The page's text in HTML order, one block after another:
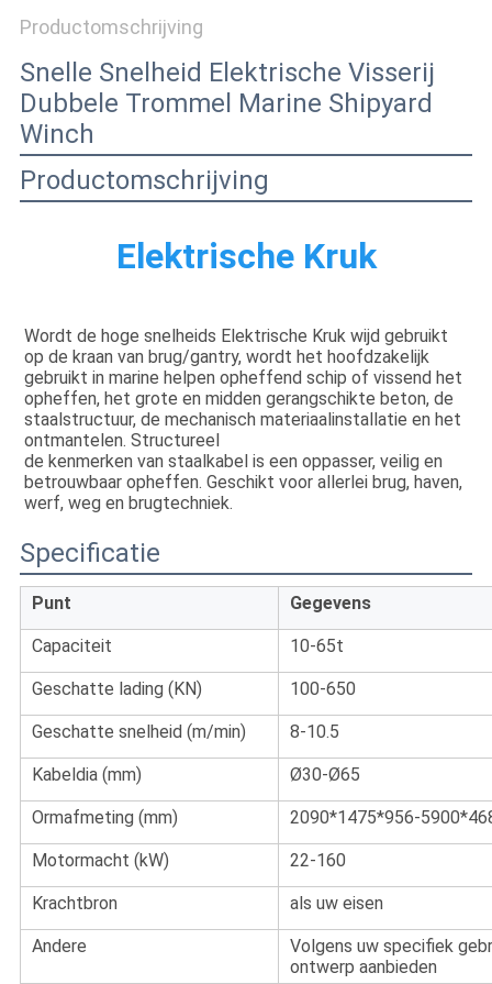
PRIVACY
POLICY
Productomschrijving
Snelle Snelheid Elektrische Visserij
Dubbele Trommel Marine Shipyard
Winch
Productomschrijving
Elektrische Kruk
Wordt de hoge snelheids Elektrische Kruk wijd gebruikt
op de kraan van brug/gantry, wordt het hoofdzakelijk
gebruikt in marine helpen opheffend schip of vissend het
opheffen, het grote en midden gerangschikte beton, de
staalstructuur, de mechanisch materiaalinstallatie en het
ontmantelen. Structureel
de kenmerken van staalkabel is een oppasser, veilig en
betrouwbaar opheffen. Geschikt voor allerlei brug, haven,
werf, weg en brugtechniek.
Specificatie
Punt Gegevens
Capaciteit 10-65t
Geschatte lading (KN) 100-650
Geschatte snelheid (m/min) 8-10.5
Kabeldia (mm) Ø30-Ø65
Ormafmeting (mm) 2090*1475*956-
Motormacht (kW) 22-160
Krachtbron als uw eisen
Andere
Volgens uw specifiek
ontwerp aanbieden